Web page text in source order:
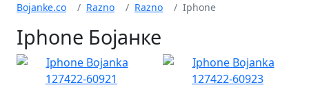
Bojanke.co Razno Razno Iphone
Iphone Бојанке